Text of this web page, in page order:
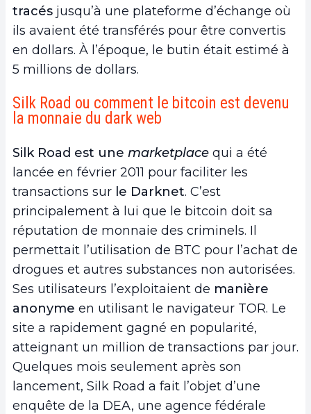
tracés jusqu’à une plateforme d’échange où
ils avaient été transférés pour être convertis
en dollars. À l’époque, le butin était estimé à
5 millions de dollars.
Silk Road ou comment le bitcoin est devenu
la monnaie du dark web
Silk Road est une marketplace qui a été
lancée en février 2011 pour faciliter les
transactions sur le Darknet. C’est
principalement à lui que le bitcoin doit sa
réputation de monnaie des criminels. Il
permettait l’utilisation de BTC pour l’achat de
drogues et autres substances non autorisées.
Ses utilisateurs l’exploitaient de manière
anonyme en utilisant le navigateur TOR. Le
site a rapidement gagné en popularité,
atteignant un million de transactions par jour.
Quelques mois seulement après son
lancement, Silk Road a fait l’objet d’une
enquête de la DEA, une agence fédérale